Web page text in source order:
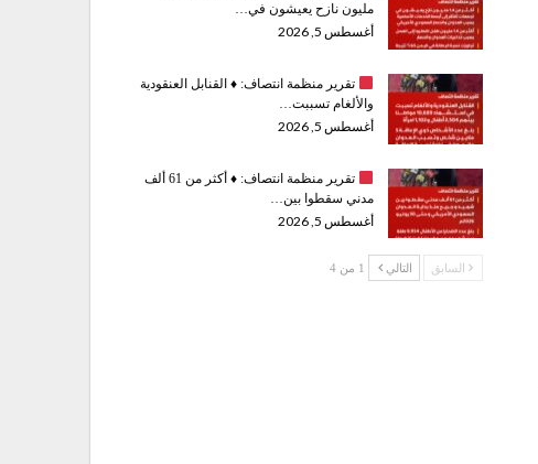
مليون نازح يعيشون في…
أغسطس 5, 2026
تقرير منظمة انتصاف: ♦️القنابل العنقودية
والألغام تسببت…
أغسطس 5, 2026
تقرير منظمة انتصاف: ♦️
أكثر من 61 ألف
مدني سقطوا بين…
أغسطس 5, 2026
السابق التالي 1 من 4